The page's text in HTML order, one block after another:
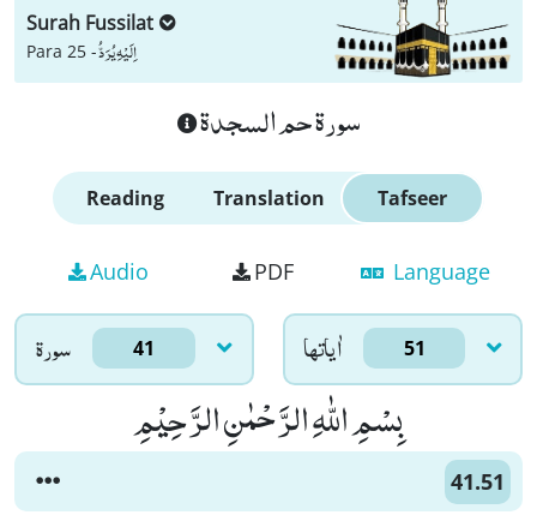
Surah Fussilat
Para 25 -اِلَیْهِ یُرَدُّ
سورة حم السجدة
Reading Translation Tafseer
Audio PDF Language
سورۃ 41 اٰياتها 51
بِسْمِ اللّٰهِ الرَّحْمٰنِ الرَّحِیْمِ
41.51